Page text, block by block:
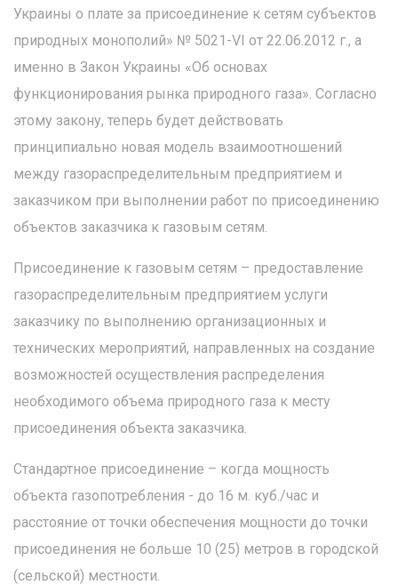
Украины о плате за присоединение к сетям субъектов
природных монополий» № 5021-VI от 22.06.2012 г., а
именно в Закон Украины «Об основах
функционирования рынка природного газа». Согласно
этому закону, теперь будет действовать
принципиально новая модель взаимоотношений
между газораспределительным предприятием и
заказчиком при выполнении работ по присоединению
объектов заказчика к газовым сетям.
Присоединение к газовым сетям – предоставление
газораспределительным предприятием услуги
заказчику по выполнению организационных и
технических мероприятий, направленных на создание
возможностей осуществления распределения
необходимого объема природного газа к месту
присоединения объекта заказчика.
Стандартное присоединение – когда мощность
объекта газопотребления - до 16 м. куб./час и
расстояние от точки обеспечения мощности до точки
присоединения не больше 10 (25) метров в городской
(сельской) местности.